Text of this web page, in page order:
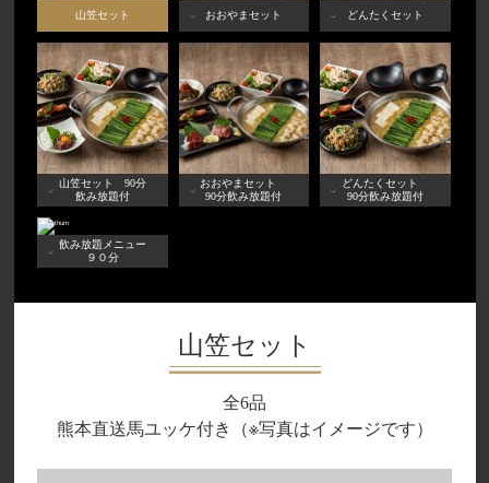
山笠セット おおやまセット どんたくセット
山笠セット 90分
飲み放題付
おおやまセット
90分飲み放題付
どんたくセット
90分飲み放題付
飲み放題メニュー
９０分
山笠セット
全6品
熊本直送馬ユッケ付き（※写真はイメージです）